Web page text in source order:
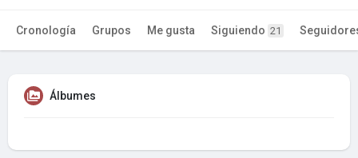
Cronología Grupos Me gusta Siguiendo 21
Álbumes